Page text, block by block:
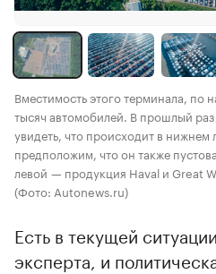
Вместимость этого терминала, по
тысяч автомобилей. В прошлый
увидеть, что происходит в нижнем
предположим, что он также
левой — продукция Haval и Great
(Фото: Autonews.ru)
Есть в текущей
эксперта, и